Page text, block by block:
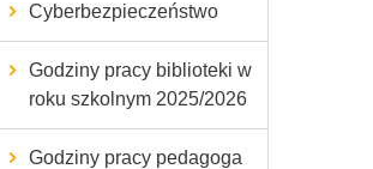
Cyberbezpieczeństwo
Godziny pracy biblioteki w
roku szkolnym 2025/2026
Godziny pracy pedagoga